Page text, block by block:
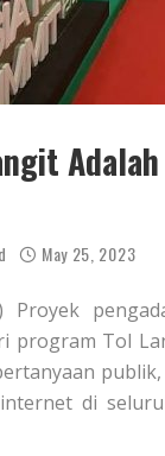
May 25, 2023
Proyek
program Tol
di